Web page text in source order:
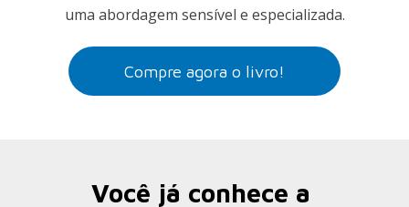
uma abordagem sensível e especializada.
Compre agora o livro!
Você já conhece a